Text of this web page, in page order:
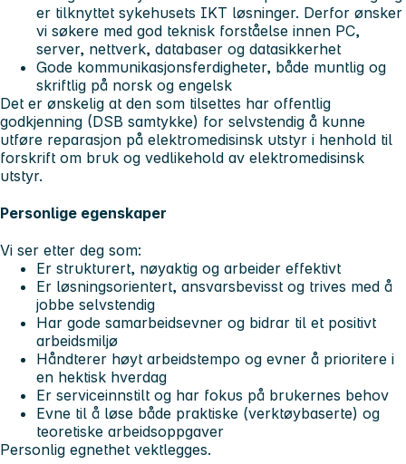
er tilknyttet sykehusets IKT løsninger. Derfor ønsker
vi søkere med god teknisk forståelse innen PC,
server, nettverk, databaser og datasikkerhet
Gode kommunikasjonsferdigheter, både muntlig og
skriftlig på norsk og engelsk
Det er ønskelig at den som tilsettes har offentlig
godkjenning (DSB samtykke) for selvstendig å kunne
utføre reparasjon på elektromedisinsk utstyr i henhold til
forskrift om bruk og vedlikehold av elektromedisinsk
utstyr.
Personlige egenskaper
Vi ser etter deg som:
Er strukturert, nøyaktig og arbeider effektivt
Er løsningsorientert, ansvarsbevisst og trives med å
jobbe selvstendig
Har gode samarbeidsevner og bidrar til et positivt
arbeidsmiljø
Håndterer høyt arbeidstempo og evner å prioritere i
en hektisk hverdag
Er serviceinnstilt og har fokus på brukernes behov
Evne til å løse både praktiske (verktøybaserte) og
teoretiske arbeidsoppgaver
Personlig egnethet vektlegges.